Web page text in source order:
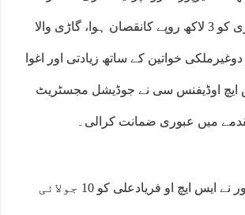
ماری، ٹکرسے گاڑی کو 3 لاکھ روپے کانقصان ہوا، گاڑی والا
خواتین کے ساتھ زیادتی اور اغوا
اوڈیفنس سی نے جوڈیشل مجسٹریٹ
میں عبوری ضمانت کرالی۔
سیشن کورٹ لاہور نے ایس ایچ او فریادعلی کو 10 جولائی